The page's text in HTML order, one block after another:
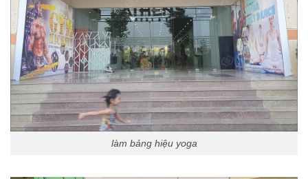
làm bảng hiệu yoga